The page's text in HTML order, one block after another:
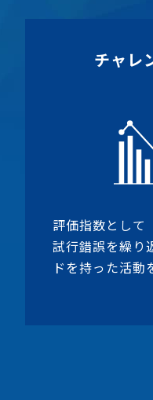
チャレ
評価指数として
試行錯誤を繰り
ドを持った活動